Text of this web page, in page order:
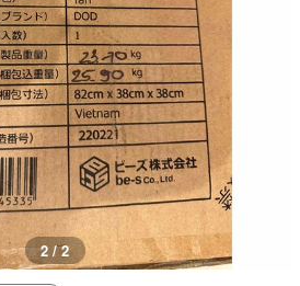
1 / 2